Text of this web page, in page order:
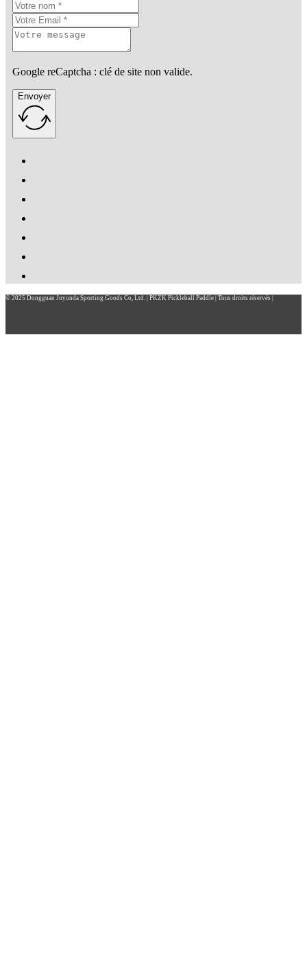
Google reCaptcha : clé de site non valide.
Envoyer
© 2025 Dongguan Juyunda Sporting Goods Co, Ltd. | PKZK Pickleball Paddle | Tous droits réservés |